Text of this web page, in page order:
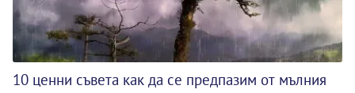
10 ценни съвета как да се предпазим от мълния